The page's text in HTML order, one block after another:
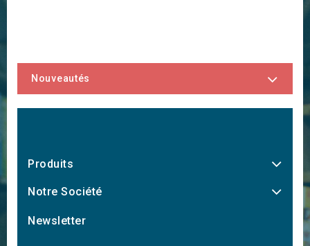
Nouveautés
Produits
Notre Société
Newsletter